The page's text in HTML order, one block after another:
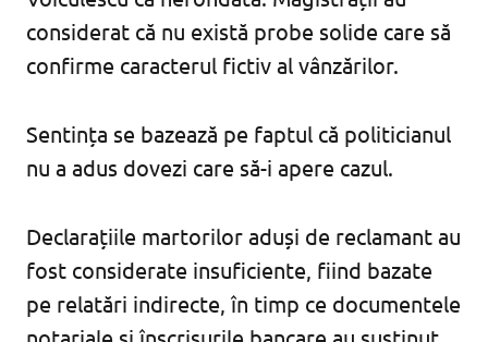
considerat că nu există probe solide care să
confirme caracterul fictiv al vânzărilor.
Sentința se bazează pe faptul că politicianul
nu a adus dovezi care să-i apere cazul.
Declarațiile martorilor aduși de reclamant au
fost considerate insuficiente, fiind bazate
pe relatări indirecte, în timp ce documentele